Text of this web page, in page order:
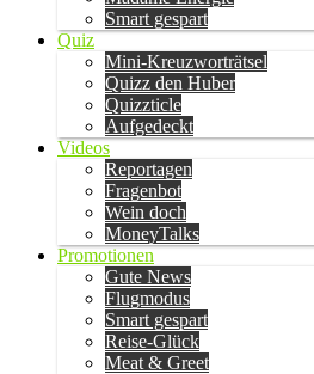
Smart gespart
Quiz
Mini-Kreuzworträtsel
Quizz den Huber
Quizzticle
Aufgedeckt
Videos
Reportagen
Fragenbot
Wein doch
MoneyTalks
Promotionen
Gute News
Flugmodus
Smart gespart
Reise-Glück
Meat & Greet